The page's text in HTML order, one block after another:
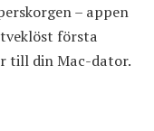
– appen
första
till din Mac-dator.